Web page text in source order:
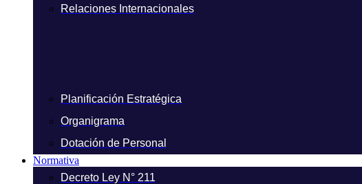
Relaciones Internacionales
Planificación Estratégica
Organigrama
Dotación de Personal
Normativa
Decreto Ley N° 211